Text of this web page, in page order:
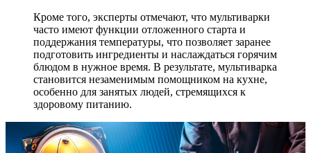
Кроме того, эксперты отмечают, что мультиварки
часто имеют функции отложенного старта и
поддержания температуры, что позволяет заранее
подготовить ингредиенты и наслаждаться горячим
блюдом в нужное время. В результате, мультиварка
становится незаменимым помощником на кухне,
особенно для занятых людей, стремящихся к
здоровому питанию.